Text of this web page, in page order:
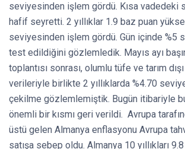
seviyesinden işlem gördü. Kısa vadedeki
hafif seyretti. 2 yıllıklar 1.9 baz puan
seviyesinden işlem gördü. Gün içinde %5
test edildiğini gözlemledik. Mayıs ayı
toplantısı sonrası, olumlu tüfe ve tarım
verileriyle birlikte 2 yıllıklarda %4.70
çekilme gözlemlemiştik. Bugün itibariyle bu
önemli bir kısmı geri verildi. Avrupa
üstü gelen Almanya enflasyonu Avrupa
satışa sebep oldu. Almanya 10 yıllıkları